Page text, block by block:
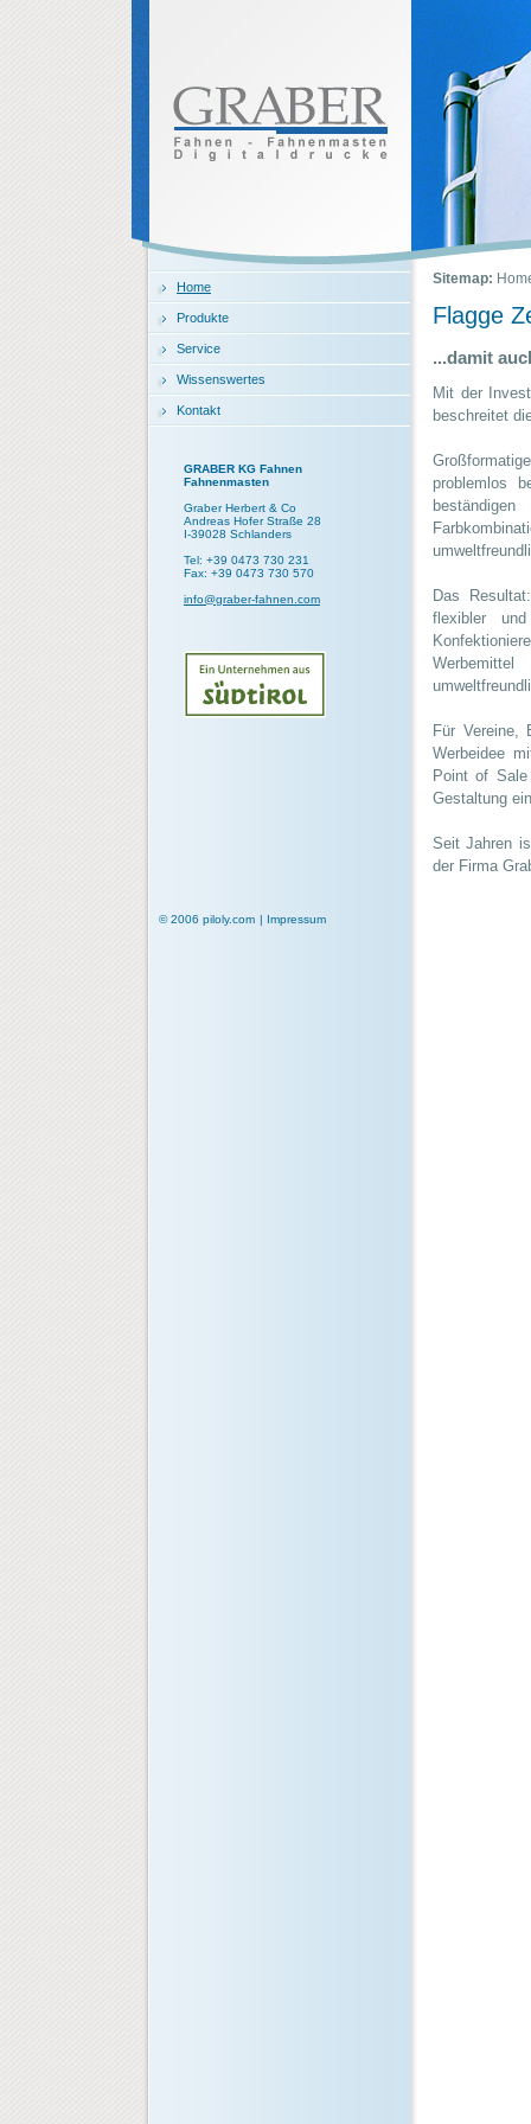
Home
Produkte
Service
Wissenswertes
Kontakt
GRABER KG Fahnen
Fahnenmasten
Graber Herbert & Co
Andreas Hofer Straße 28
I-39028 Schlanders
Tel: +39 0473 730 231
Fax: +39 0473 730 570
info@graber-fahnen.com
Sitemap:
Flagge
...damit
Mit der
beschreitet
problemlos
Das
flexibler
Für Vereine,
Werbeidee
Point of
Gestaltung
Seit Jahren
der Firma
© 2006 piloly.com | Impressum